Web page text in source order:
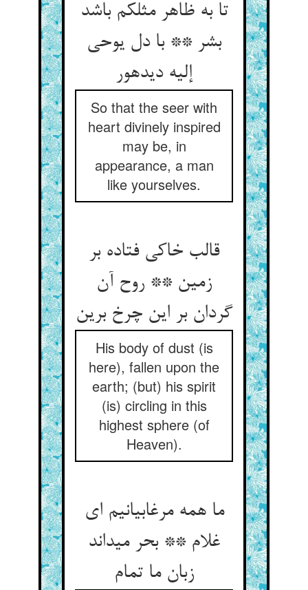
تا به ظاهر مثلکم باشد
بشر ** با دل یوحی
إلیه دیده‏ور
So that the seer with
heart divinely inspired
may be, in
appearance, a man
like yourselves.
قالب خاکی فتاده بر
زمین ** روح آن
گردان بر این چرخ برین‏
His body of dust (is
here), fallen upon the
earth; (but) his spirit
(is) circling in this
highest sphere (of
Heaven).
ما همه مرغابیانیم ای
غلام ** بحر می‏داند
زبان ما تمام‏